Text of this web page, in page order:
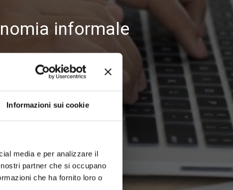
Informazioni sui cookie
media e per analizzare il
partner che si occupano
che ha fornito loro o
informale